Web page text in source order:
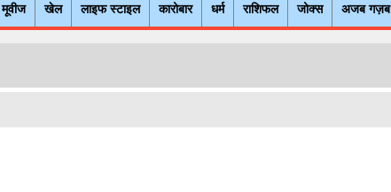
मूवीज खेल लाइफ स्टाइल कारोबार धर्म राशिफल जोक्स अजब गज़ब